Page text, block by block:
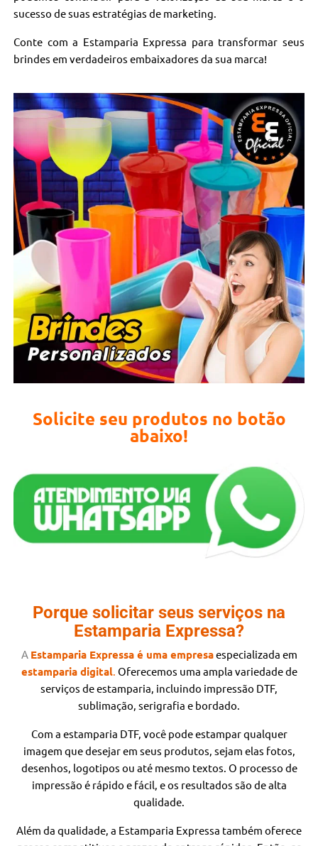
sucesso de suas estratégias de marketing.
Conte com a Estamparia Expressa para transformar seus
brindes em verdadeiros embaixadores da sua marca!
Solicite seu produtos no botão
abaixo!
Porque solicitar seus serviços na
Estamparia Expressa?
A Estamparia Expressa é uma empresaespecializada em
estamparia digital. Oferecemos uma ampla variedade de
serviços de estamparia, incluindo impressão DTF,
sublimação, serigrafia e bordado.
Com a estamparia DTF, você pode estampar qualquer
imagem que desejar em seus produtos, sejam elas fotos,
desenhos, logotipos ou até mesmo textos. O processo de
impressão é rápido e fácil, e os resultados são de alta
qualidade.
Além da qualidade, a Estamparia Expressa também oferece